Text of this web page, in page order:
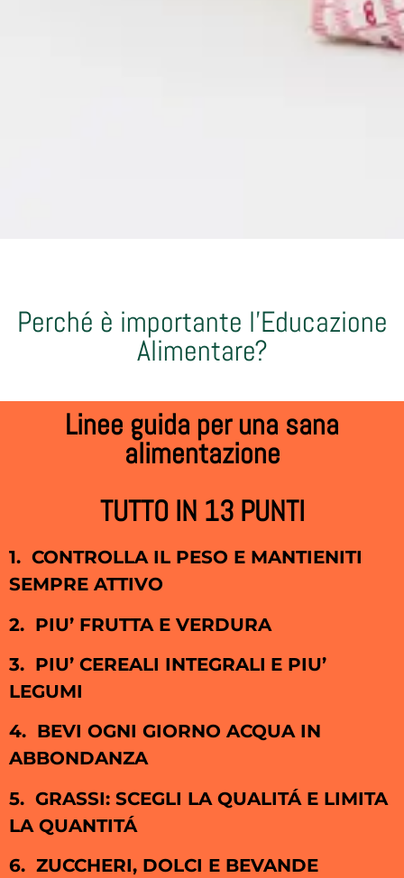
Perché è importante l'Educazione
Alimentare?
Linee guida per una sana
alimentazione
TUTTO IN 13 PUNTI
1. CONTROLLA IL PESO E MANTIENITI
SEMPRE ATTIVO
2. PIU’ FRUTTA E VERDURA
3. PIU’ CEREALI INTEGRALI E PIU’
LEGUMI
4. BEVI OGNI GIORNO ACQUA IN
ABBONDANZA
5. GRASSI: SCEGLI LA QUALITÁ E LIMITA
LA QUANTITÁ
6. ZUCCHERI, DOLCI E BEVANDE